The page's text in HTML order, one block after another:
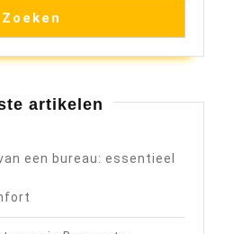
Zoeken
artikelen
een bureau: essentieel